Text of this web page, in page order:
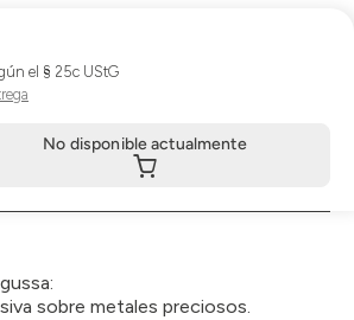
el § 25c UStG
No disponible actualmente
sobre metales preciosos.